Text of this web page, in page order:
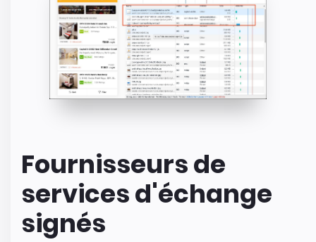
Fournisseurs de
services d'échange
signés